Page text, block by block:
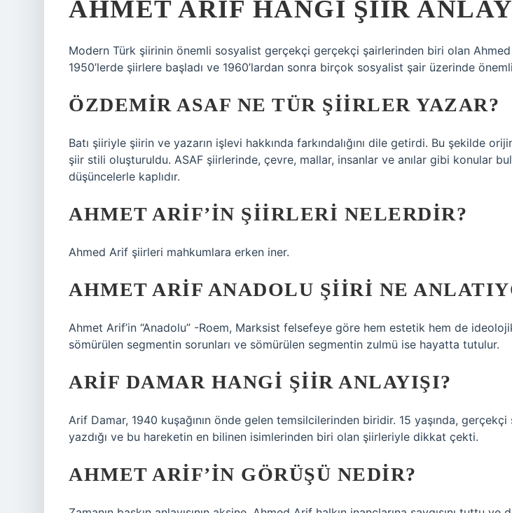
AHMET ARIF HANGI ŞIIR
Modern Türk şiirinin önemli sosyalist gerçekçi gerçekçi şairlerinden biri olan
1950’lerde şiirlere başladı ve 1960’lardan sonra birçok sosyalist şair üzerinde
ÖZDEMIR ASAF NE TÜR ŞIIRLER YAZAR?
Batı şiiriyle şiirin ve yazarın işlevi hakkında farkındalığını dile getirdi. Bu şekilde
şiir stili oluşturuldu. ASAF şiirlerinde, çevre, mallar, insanlar ve anılar gibi konular
düşüncelerle kaplıdır.
AHMET ARIF’IN ŞIIRLERI NELERDIR?
Ahmed Arif şiirleri mahkumlara erken iner.
AHMET ARIF ANADOLU ŞIIRI NE
Ahmet Arif’in “Anadolu” -Roem, Marksist felsefeye göre hem estetik hem de
sömürülen segmentin sorunları ve sömürülen segmentin zulmü ise hayatta tutulur.
ARIF DAMAR HANGI ŞIIR ANLAYIŞI?
Arif Damar, 1940 kuşağının önde gelen temsilcilerinden biridir. 15 yaşında, gerçekçi
yazdığı ve bu hareketin en bilinen isimlerinden biri olan şiirleriyle dikkat çekti.
AHMET ARIF’IN GÖRÜŞÜ NEDIR?